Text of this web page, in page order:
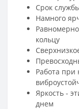
Срок
Намного
кольцу
Работа при
Яркость -
днем